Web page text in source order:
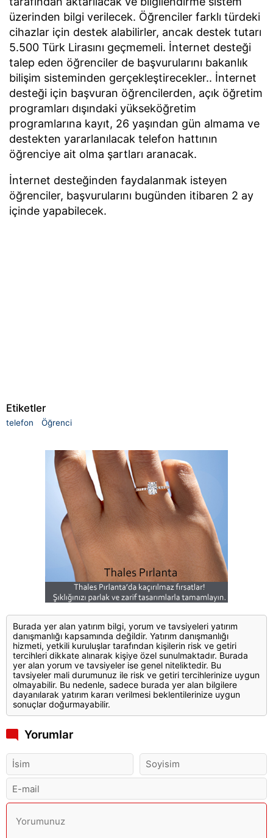
üzerinden bilgi verilecek. Öğrenciler farklı türdeki
cihazlar için destek alabilirler, ancak destek tutarı
5.500 Türk Lirasını geçmemeli. İnternet desteği
talep eden öğrenciler de başvurularını bakanlık
bilişim sisteminden gerçekleştirecekler.. İnternet
desteği için başvuran öğrencilerden, açık öğretim
programları dışındaki yükseköğretim
programlarına kayıt, 26 yaşından gün almama ve
destekten yararlanılacak telefon hattının
öğrenciye ait olma şartları aranacak.
İnternet desteğinden faydalanmak isteyen
öğrenciler, başvurularını bugünden itibaren 2 ay
içinde yapabilecek.
Etiketler
telefon Öğrenci
Burada yer alan yatırım bilgi, yorum ve tavsiyeleri yatırım
danışmanlığı kapsamında değildir. Yatırım danışmanlığı
hizmeti, yetkili kuruluşlar tarafından kişilerin risk ve getiri
tercihleri dikkate alınarak kişiye özel sunulmaktadır. Burada
yer alan yorum ve tavsiyeler ise genel niteliktedir. Bu
tavsiyeler mali durumunuz ile risk ve getiri tercihlerinize uygun
olmayabilir. Bu nedenle, sadece burada yer alan bilgilere
dayanılarak yatırım kararı verilmesi beklentilerinize uygun
sonuçlar doğurmayabilir.
Yorumlar